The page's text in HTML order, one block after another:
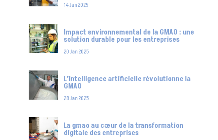
14 Jan 2025
Impact environnemental de la GMAO : une
solution durable pour les entreprises
20 Jan 2025
L’intelligence artificielle révolutionne la
GMAO
28 Jan 2025
La gmao au cœur de la transformation
digitale des entreprises